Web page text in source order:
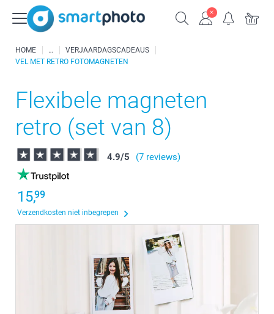
HOME
VERJAARDAGSCADEAUS
VEL MET RETRO FOTOMAGNETEN
Flexibele magneten
retro (set van 8)
4.9/5 (7 reviews)
15,99
Verzendkosten niet inbegrepen